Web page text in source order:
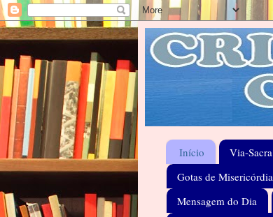
Início Via-Sacra
Gotas de Misericórdia
Mensagem do Dia